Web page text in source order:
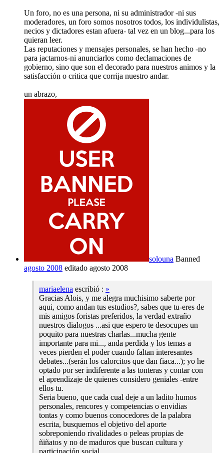
Un foro, no es una persona, ni su administrador -ni sus
moderadores, un foro somos nosotros todos, los individulistas,
necios y dictadores estan afuera- tal vez en un blog...para los
quieran leer.
Las reputaciones y mensajes personales, se han hecho -no
para jactarnos-ni anunciarlos como declamaciones de
gobierno, sino que son el decorado para nuestros animos y la
satisfacción o critica que corrija nuestro andar.
un abrazo,
solouna Banned
agosto 2008 editado agosto 2008
mariaelena escribió : »
Gracias Alois, y me alegra muchisimo saberte por
aqui, como andan tus estudios?, sabes que tu-eres de
mis amigos foristas preferidos, la verdad extraño
nuestros dialogos ...asi que espero te desocupes un
poquito para nuestras charlas...mucha gente
importante para mi..., anda perdida y los temas a
veces pierden el poder cuando faltan interesantes
debates...(serán los calorcitos que dan fiaca...); yo he
optado por ser indiferente a las tonteras y contar con
el aprendizaje de quienes considero geniales -entre
ellos tu.
Seria bueno, que cada cual deje a un ladito humos
personales, rencores y competencias o envidias
tontas y como buenos conocedores de la palabra
escrita, busquemos el objetivo del aporte
sobreponiendo rivalidades o peleas propias de
ñiñatos y no de maduros que buscan cultura y
participación social.